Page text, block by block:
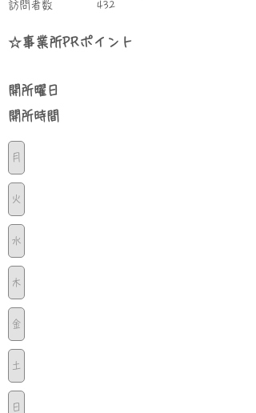
​訪問者数
432
☆事業所PRポイント
​開所曜日
​開所時間
月
火
水
木
金
土
日